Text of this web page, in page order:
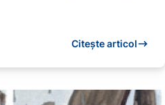
Citește articol